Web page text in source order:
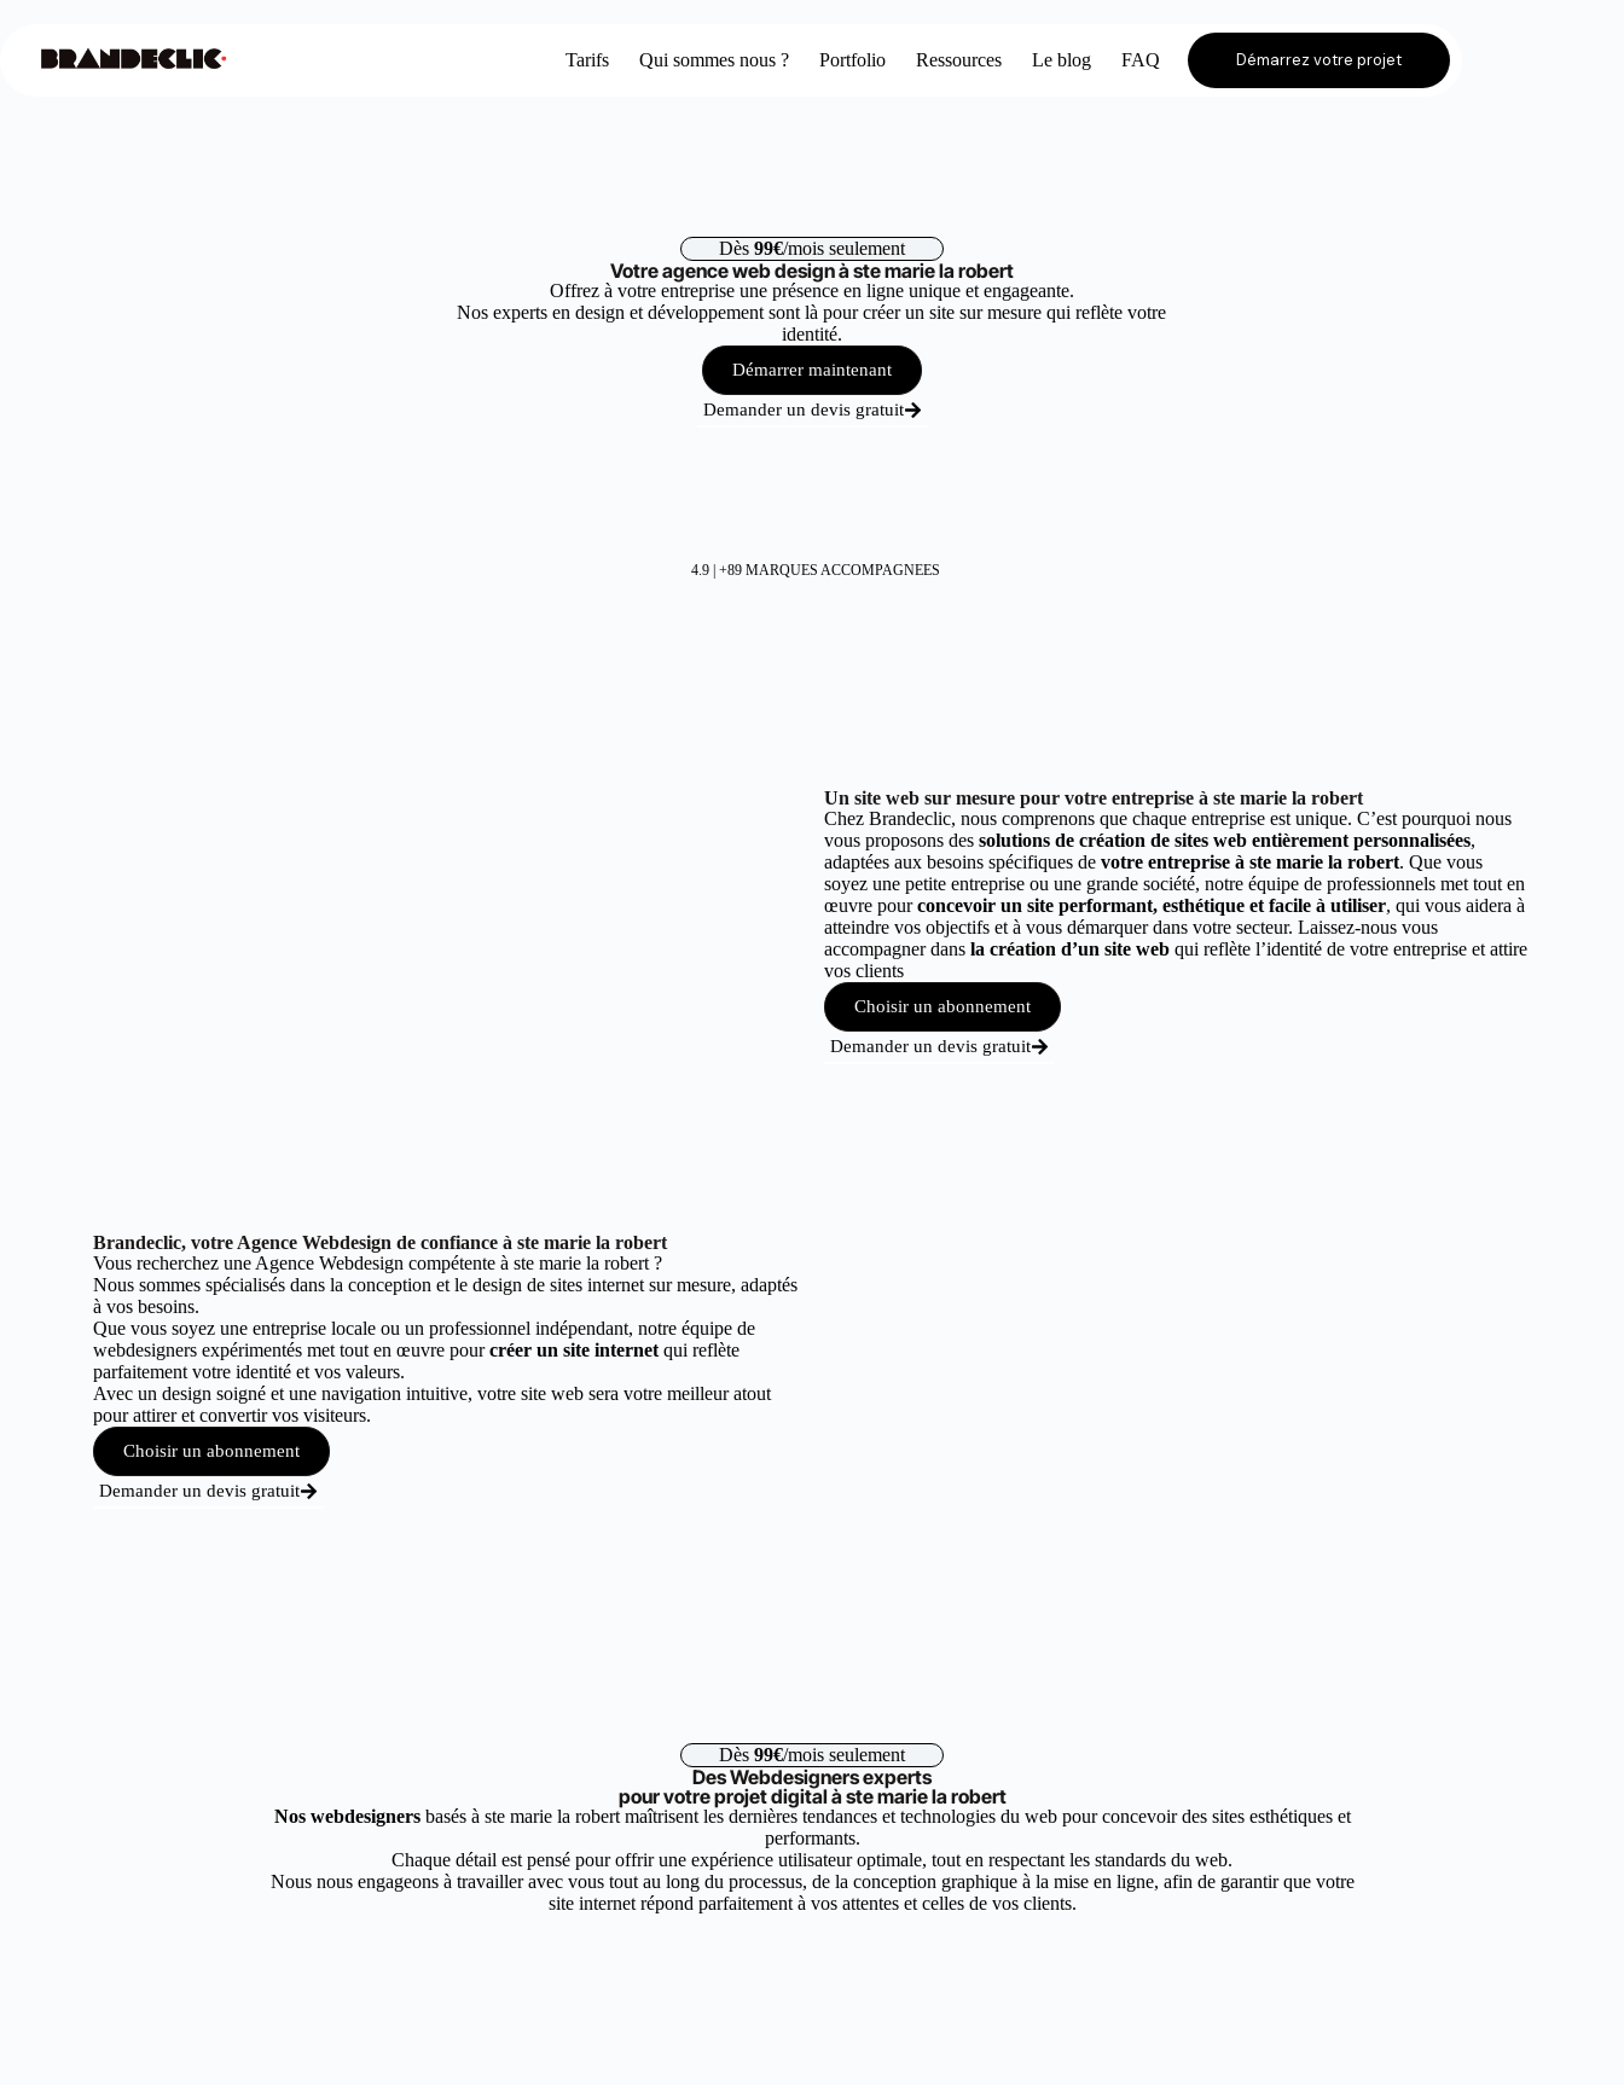
Tarifs Qui sommes nous ? Portfolio Ressources Le blog FAQ Démarrez votre projet
Dès 99€/mois seulement
Votre agence web design à ste marie la robert
Offrez à votre entreprise une présence en ligne unique et engageante.
Nos experts en design et développement sont là pour créer un site sur mesure qui reflète votre
identité.
Démarrer maintenant
Demander un devis gratuit
4.9 | +89 MARQUES ACCOMPAGNEES
Un site web sur mesure pour votre entreprise à ste marie la robert
Chez Brandeclic, nous comprenons que chaque entreprise est unique. C’est pourquoi nous
vous proposons des solutions de création de sites web entièrement personnalisées,
adaptées aux besoins spécifiques de votre entreprise à ste marie la robert. Que vous
soyez une petite entreprise ou une grande société, notre équipe de professionnels met tout en
œuvre pourconcevoir un site performant, esthétique et facile à utiliser, qui vous aidera à
atteindre vos objectifs et à vous démarquer dans votre secteur. Laissez-nous vous
accompagner dans la création d’un site web qui reflète l’identité de votre entreprise et attire
vos clients
Choisir un abonnement
Demander un devis gratuit
Brandeclic, votre Agence Webdesign de confiance à ste marie la robert
Vous recherchez une Agence Webdesign compétente à ste marie la robert ?
Nous sommes spécialisés dans la conception et le design de sites internet sur mesure, adaptés
à vos besoins.
Que vous soyez une entreprise locale ou un professionnel indépendant, notre équipe de
webdesigners expérimentés met tout en œuvre pourcréer un site internetqui reflète
parfaitement votre identité et vos valeurs.
Avec un design soigné et une navigation intuitive, votre site web sera votre meilleur atout
pour attirer et convertir vos visiteurs.
Choisir un abonnement
Demander un devis gratuit
Dès 99€/mois seulement
Des Webdesigners experts
pour votre projet digital à ste marie la robert
Nos webdesignersbasés à ste marie la robert maîtrisent les dernières tendances et technologies du web pour concevoir des sites esthétiques et
performants.
Chaque détail est pensé pour offrir une expérience utilisateur optimale, tout en respectant les standards du web.
Nous nous engageons à travailler avec vous tout au long du processus, de la conception graphique à la mise en ligne, afin de garantir que votre
site internet répond parfaitement à vos attentes et celles de vos clients.